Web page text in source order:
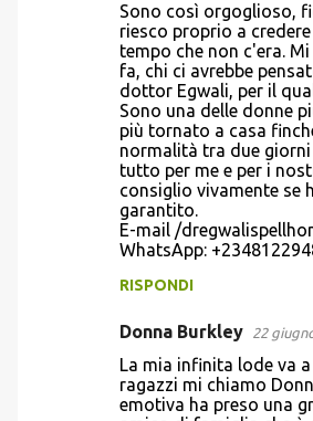
Sono così orgoglioso,
riesco proprio a
tempo che non c'era.
fa, chi ci avrebbe
dottor Egwali, per il
Sono una delle donne
più tornato a casa
normalità tra due
tutto per me e per i
consiglio vivamente se
garantito.
E-mail /
WhatsApp:
RISPONDI
Donna Burkley 22
La mia infinita lode va
ragazzi mi chiamo
emotiva ha preso una